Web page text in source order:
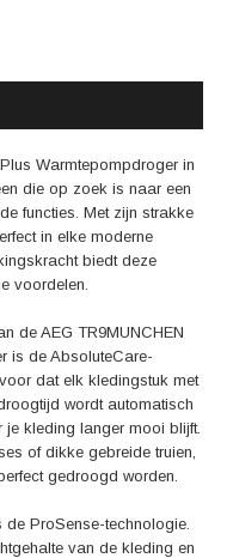
van A+++, wat
positief beoordeeld door
andere de stille werking
genoemd. Daarnaast
waarbij kleding altijd
Plus Warmtepompdroger
die op zoek is naar een
en gebruiksgemak. Met zijn
zorgt deze droger
gedroogd en er als nieuw
en geniet van het
Warmtepompdroger in
die op zoek is naar een
functies. Met zijn strakke
in elke moderne
biedt deze
voordelen.
de AEG TR9MUNCHEN
is de AbsoluteCare-
dat elk kledingstuk met
wordt automatisch
kleding langer mooi blijft.
of dikke gebreide truien,
gedroogd worden.
ProSense-technologie.
van de kleding en